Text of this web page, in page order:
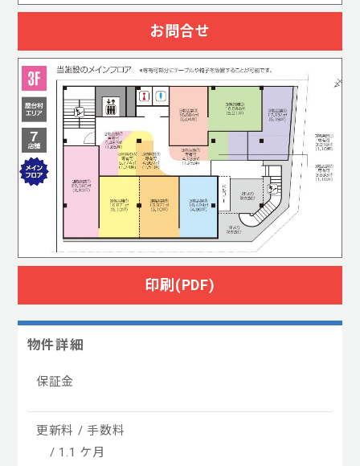
お問合せ
印刷(PDF)
物件詳細
保証金
更新料 / 手数料
/ 1.1 ケ月